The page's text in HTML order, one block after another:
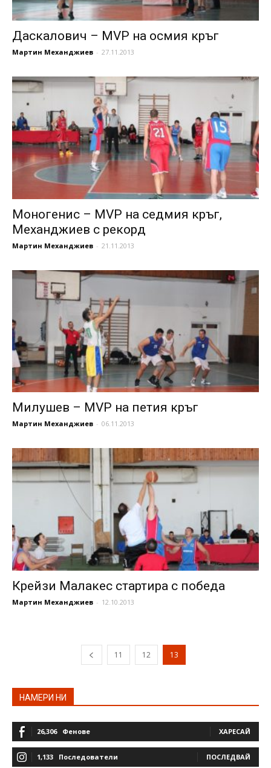
Даскалович – MVP на осмия кръг
Мартин Механджиев - 27.11.2013
Моногенис – MVP на седмия кръг,
Механджиев с рекорд
Мартин Механджиев - 21.11.2013
Милушев – MVP на петия кръг
Мартин Механджиев - 06.11.2013
Крейзи Малакес стартира с победа
Мартин Механджиев - 12.10.2013
11 12 13
НАМЕРИ НИ
26,306 Фенове ХАРЕСАЙ
1,133 Последователи ПОСЛЕДВАЙ